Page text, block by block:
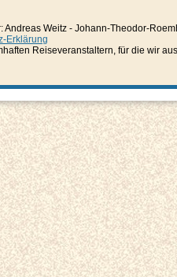
Weitz - Johann-Theodor-
Erklärung
Reiseveranstaltern, für die wir